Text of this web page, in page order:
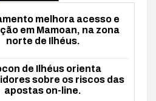
melhora acesso e
em Mamoan, na zona
norte de Ilhéus.
de Ilhéus orienta
sobre os riscos das
apostas on-line.